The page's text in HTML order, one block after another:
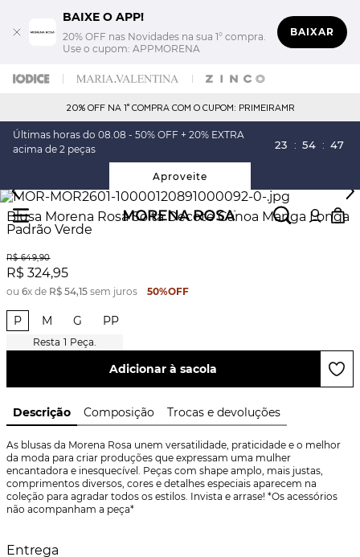
BAIXE O APP!
20% OFF nas Novidades na sua 1° compra.
Use o cupom: APPMORENA
BAIXAR
20% OFF NA 1° COMPRA COM O CUPOM: PRIMEIRAMR
Últimas horas do 08.08 - 50% OFF + 20% EXTRA
acima de 2 peças
23 : 54 : 46
Aproveite
Blusa Morena Rosa Solta Decote Canoa Manga Longa
Padrão Verde
R$ 649,90
R$ 324,95
ou 6x de R$ 54,15 sem juros 50%OFF
P M G PP
1 Peça.
Adicionar à sacola
Descrição Composição Trocas e devoluções
As blusas da Morena Rosa unem versatilidade, praticidade e o melhor
da moda para criar produções que expressam uma mulher
encantadora e inesquecível. Peças com shape amplo, mais justas,
comprimentos diversos, cores e detalhes especiais aparecem na
coleção para agradar todos os estilos. Invista e arrase! *Os acessórios
não acompanham a peça*
Entrega